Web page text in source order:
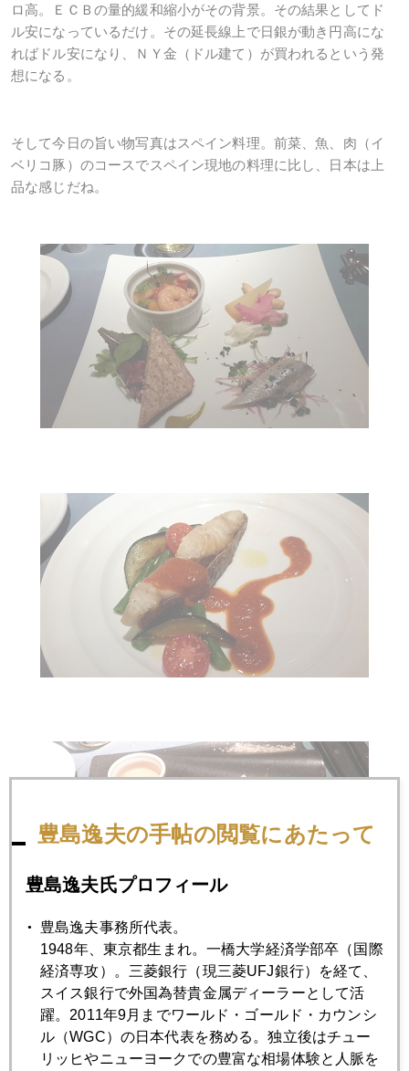
ロ高。ＥＣＢの量的緩和縮小がその背景。その結果としてド
ル安になっているだけ。その延長線上で日銀が動き円高にな
ればドル安になり、ＮＹ金（ドル建て）が買われるという発
想になる。
そして今日の旨い物写真はスペイン料理。前菜、魚、肉（イ
ベリコ豚）のコースでスペイン現地の料理に比し、日本は上
品な感じだね。
2018年
豊島逸夫の手帖の閲覧にあたって
豊島逸夫氏プロフィール
豊島逸夫事務所代表。
1948年、東京都生まれ。一橋大学経済学部卒（国際
経済専攻）。三菱銀行（現三菱UFJ銀行）を経て、
スイス銀行で外国為替貴金属ディーラーとして活
躍。2011年9月までワールド・ゴールド・カウンシ
ル（WGC）の日本代表を務める。独立後はチュー
リッヒやニューヨークでの豊富な相場体験と人脈を